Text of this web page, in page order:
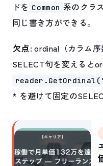
ドを Common 系のクラ
同じ書き方ができる。
欠点: ordinal（カラム序
SELECT句を変えると
* を避けて固定の